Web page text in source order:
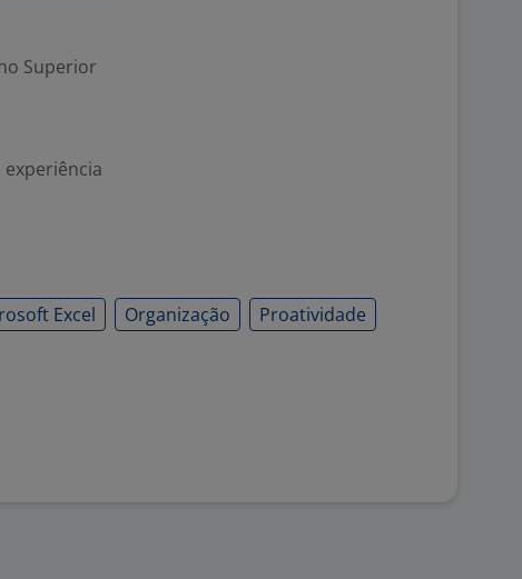
Superior
experiência
Excel Organização
Proatividade